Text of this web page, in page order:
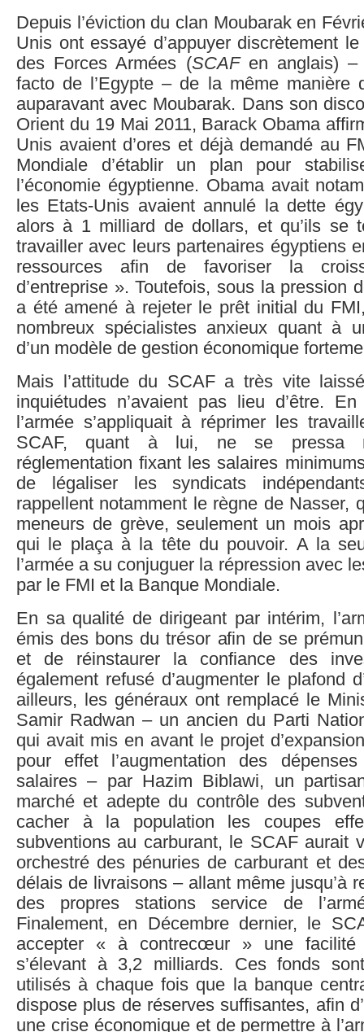
Depuis l’éviction du clan Moubarak en
Unis ont essayé d’appuyer discrètement
des Forces Armées (SCAFen anglais) –
facto de l’Egypte – de la même manière
auparavant avec Moubarak. Dans son
Orient du 19 Mai 2011, Barack Obama
Unis avaient d’ores et déjà demandé au
Mondiale d’établir un plan pour
l’économie égyptienne. Obama avait
les Etats-Unis avaient annulé la dette
alors à 1 milliard de dollars, et qu’ils se
travailler avec leurs partenaires égyptiens
ressources afin de favoriser la
d’entreprise ». Toutefois, sous la pression
a été amené à rejeter le prêt initial du
nombreux spécialistes anxieux quant à
d’un modèle de gestion économique
Mais l’attitude du SCAF a très vite
inquiétudes n’avaient pas lieu d’être.
l’armée s’appliquait à réprimer les
SCAF, quant à lui, ne se pressa
réglementation fixant les salaires
de légaliser les syndicats
rappellent notamment le règne de Nasser,
meneurs de grève, seulement un mois
qui le plaça à la tête du pouvoir. A la
l’armée a su conjuguer la répression avec
par le FMI et la Banque Mondiale.
En sa qualité de dirigeant par intérim,
émis des bons du trésor afin de se
et de réinstaurer la confiance des
également refusé d’augmenter le plafond
ailleurs, les généraux ont remplacé le
Samir Radwan – un ancien du Parti
qui avait mis en avant le projet
pour effet l’augmentation des
salaires – par Hazim Biblawi, un
marché et adepte du contrôle des
cacher à la population les coupes
subventions au carburant, le SCAF aurait
orchestré des pénuries de carburant et
délais de livraisons – allant même jusqu’à
des propres stations service de
Finalement, en Décembre dernier, le
accepter « à contrecœur » une
s’élevant à 3,2 milliards. Ces fonds
utilisés à chaque fois que la banque
dispose plus de réserves suffisantes, afin
une crise économique et de permettre à